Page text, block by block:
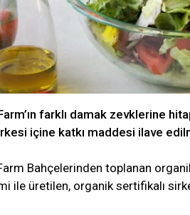
farklı damak zevklerine
içine katkı maddesi ilave
Bahçelerinden toplanan
ile üretilen, organik sertifikalı